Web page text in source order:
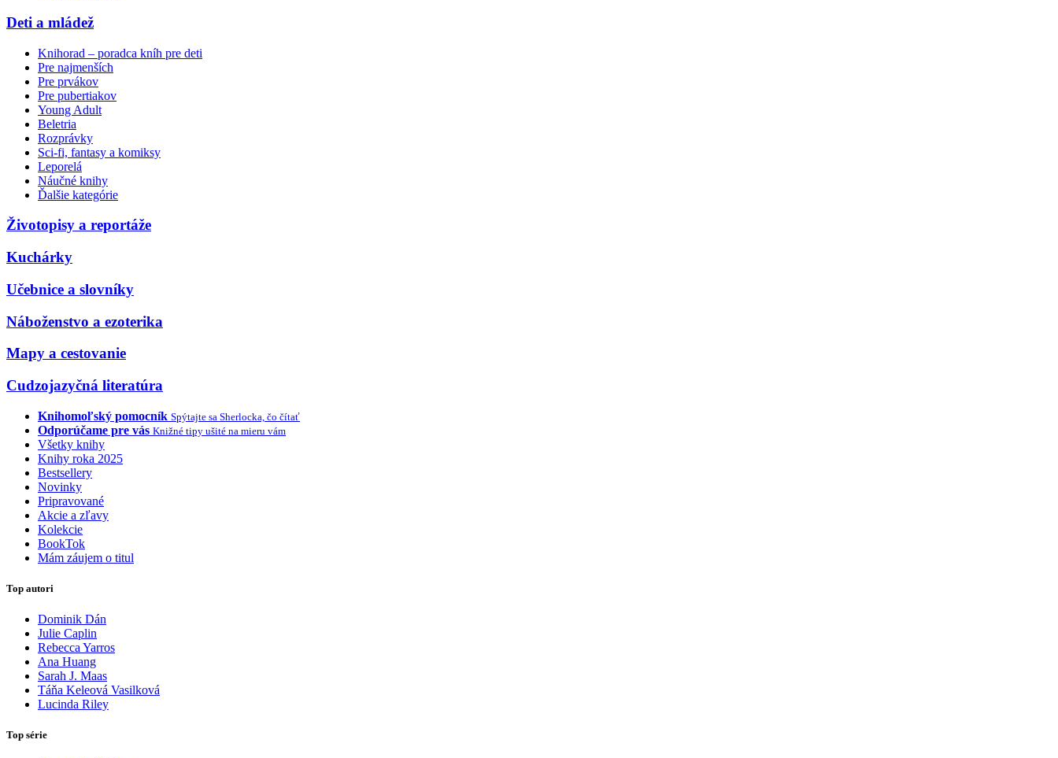
Deti a mládež
Knihorad – poradca kníh pre deti
Pre najmenších
Pre prvákov
Pre pubertiakov
Young Adult
Beletria
Rozprávky
Sci-fi, fantasy a komiksy
Leporelá
Náučné knihy
Ďalšie kategórie
Životopisy a reportáže
Kuchárky
Učebnice a slovníky
Náboženstvo a ezoterika
Mapy a cestovanie
Cudzojazyčná literatúra
Knihomoľský pomocník Spýtajte sa Sherlocka, čo čítať
Odporúčame pre vás Knižné tipy ušité na mieru vám
Všetky knihy
Knihy roka 2025
Bestsellery
Novinky
Pripravované
Akcie a zľavy
Kolekcie
BookTok
Mám záujem o titul
Top autori
Dominik Dán
Julie Caplin
Rebecca Yarros
Ana Huang
Sarah J. Maas
Táňa Keleová Vasilková
Lucinda Riley
Top série